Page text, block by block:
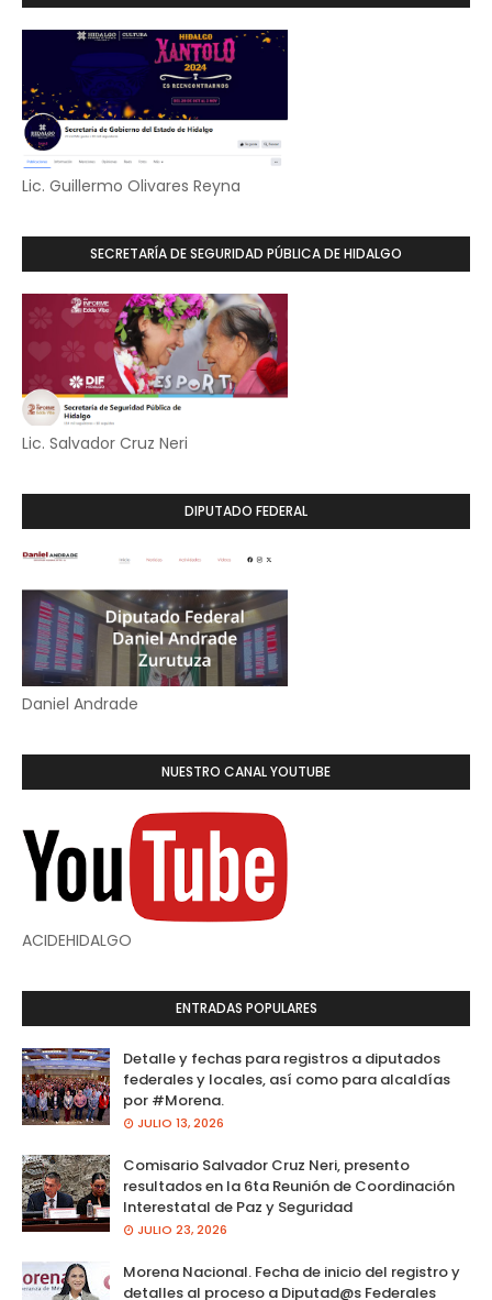
Lic. Guillermo Olivares Reyna
SECRETARÍA DE SEGURIDAD PÚBLICA DE HIDALGO
Lic. Salvador Cruz Neri
DIPUTADO FEDERAL
Daniel Andrade
NUESTRO CANAL YOUTUBE
ACIDEHIDALGO
ENTRADAS POPULARES
Detalle y fechas para registros a diputados
federales y locales, así como para alcaldías
por #Morena.
JULIO 13, 2026
Comisario Salvador Cruz Neri, presento
resultados en la 6ta Reunión de Coordinación
Interestatal de Paz y Seguridad
JULIO 23, 2026
Morena Nacional. Fecha de inicio del registro y
detalles al proceso a Diputad@s Federales